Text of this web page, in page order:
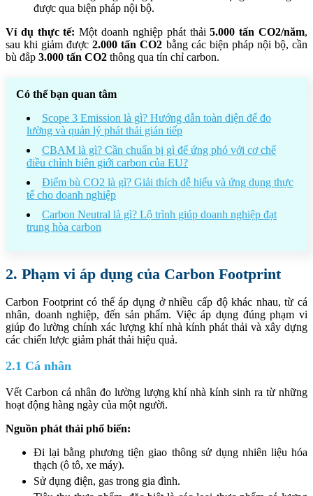
được qua biện pháp nội bộ.
Ví dụ thực tế:Một doanh nghiệp phát thải5.000 tấn CO2/năm,
sau khi giảm được2.000 tấn CO2 bằng các biện pháp nội bộ, cần
bù đắp 3.000 tấn CO2 thông qua tín chỉ carbon.
Có thể bạn quan tâm
Scope 3 Emission là gì? Hướng dẫn toàn diện để đo
lường và quản lý phát thải gián tiếp
CBAM là gì? Cần chuẩn bị gì để ứng phó với cơ chế
điều chỉnh biên giới carbon của EU?
Điểm bù CO2 là gì? Giải thích dễ hiểu và ứng dụng thực
tế cho doanh nghiệp
Carbon Neutral là gì? Lộ trình giúp doanh nghiệp đạt
trung hòa carbon
2. Phạm vi áp dụng của Carbon Footprint
Carbon Footprint có thể áp dụng ở nhiều cấp độ khác nhau, từ cá
nhân, doanh nghiệp, đến sản phẩm. Việc áp dụng đúng phạm vi
giúp đo lường chính xác lượng khí nhà kính phát thải và xây dựng
các chiến lược giảm phát thải hiệu quả.
2.1 Cá nhân
Vết Carbon cá nhân đo lường lượng khí nhà kính sinh ra từ những
hoạt động hàng ngày của một người.
Nguồn phát thải phổ biến:
Đi lại bằng phương tiện giao thông sử dụng nhiên liệu hóa
thạch (ô tô, xe máy).
Sử dụng điện, gas trong gia đình.